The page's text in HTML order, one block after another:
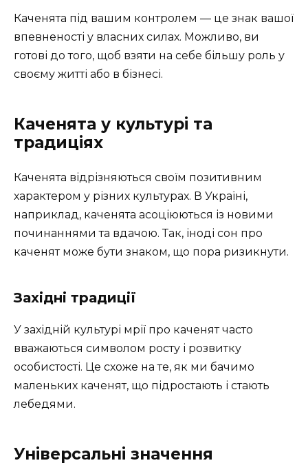
Каченята під вашим контролем — це знак вашої
впевненості у власних силах. Можливо, ви
готові до того, щоб взяти на себе більшу роль у
своєму житті або в бізнесі.
Каченята у культурі та
традиціях
Каченята відрізняються своїм позитивним
характером у різних культурах. В Україні,
наприклад, каченята асоціюються із новими
починаннями та вдачою. Так, іноді сон про
каченят може бути знаком, що пора ризикнути.
Західні традиції
У західній культурі мрії про каченят часто
вважаються символом росту і розвитку
особистості. Це схоже на те, як ми бачимо
маленьких каченят, що підростають і стають
лебедями.
Універсальні значення